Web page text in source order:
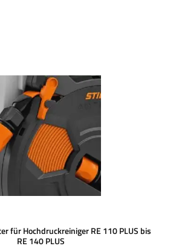
für Hochdruckreiniger RE 110 PLUS bis
RE 140 PLUS